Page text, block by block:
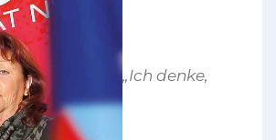
„Ich denke,